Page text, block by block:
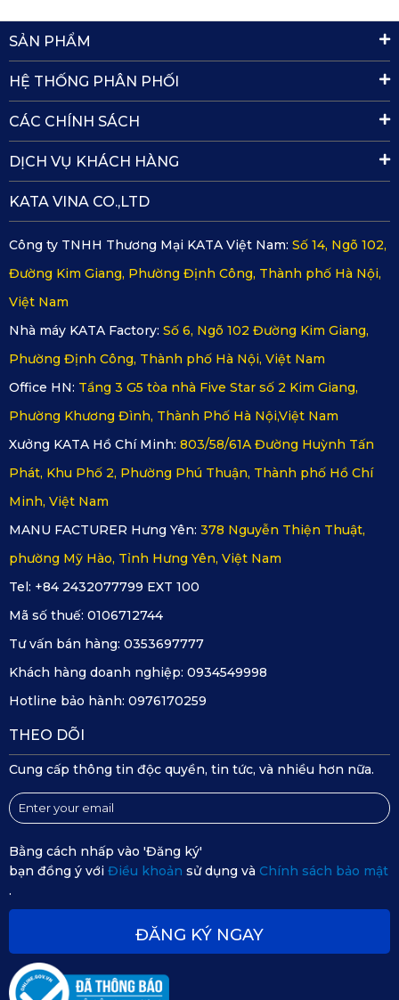
Nên trang bị lót sàn cho xe ô tô
Bảo vệ sàn xe tuyệt đối
Được làm từ nguyên liệu PVC cao cấp, chống thấm nước,
bảo vệ sàn xe Lexus khỏi bụi bẩn và hư hại, làm cho việc
vệ sinh trở nên nhẹ nhàng hơn bao giờ hết. Với thảm lót
còn là gánh nặng. Thảm đảm bảo bao phủ toàn bộ diện
tích sàn xe, hạn chế tối đa các chất gây hại xâm nhập sàn
xe.
Nguyên liệu sản xuất thảm Lexus cao cấp
Giảm tiếng ồn
Thảm lót sàn ô tô là sản phẩm cao cấp, được sản xuất trên
công nghệ hiện đại, thiết kế độ dày thảm 2 tầng thông
minh và cấu trúc gai nhám đầu tròn mặt dưới thảm tạo
khoảng không tán âm hiệu quả. Mang lại không gian yên
tĩnh và giúp tập trung tối đa khi lái xe, đảm bảo an toàn và
thoải mái cho mọi hành trình.
SẢN PHẨM
HỆ THỐNG PHÂN PHỐI
CÁC CHÍNH SÁCH
DỊCH VỤ KHÁCH HÀNG
KATA VINA CO.,LTD
Công ty TNHH Thương Mại KATA Việt Nam: Số 14, Ngõ 102,
Đường Kim Giang, Phường Định Công, Thành phố Hà Nội,
Việt Nam
Nhà máy KATA Factory: Số 6, Ngõ 102 Đường Kim Giang,
Phường Định Công, Thành phố Hà Nội, Việt Nam
Office HN: Tầng 3 G5 tòa nhà Five Star số 2 Kim Giang,
Phường Khương Đình, Thành Phố Hà Nội,Việt Nam
Xưởng KATA Hồ Chí Minh: 803/58/61A Đường Huỳnh Tấn
Phát, Khu Phố 2, Phường Phú Thuận, Thành phố Hồ Chí
Minh, Việt Nam
MANU FACTURER Hưng Yên: 378 Nguyễn Thiện Thuật,
phường Mỹ Hào, Tỉnh Hưng Yên, Việt Nam
Tel: +84 2432077799 EXT 100
Mã số thuế: 0106712744
Tư vấn bán hàng: 0353697777
Khách hàng doanh nghiệp: 0934549998
Hotline bảo hành: 0976170259
THEO DÕI
Cung cấp thông tin độc quyền, tin tức, và nhiều hơn nữa.
Bằng cách nhấp vào 'Đăng ký'
bạn đồng ý với Điều khoản sử dụng và Chính sách bảo mật
.
ĐĂNG KÝ NGAY